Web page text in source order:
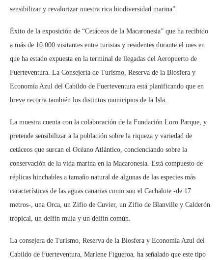
sensibilizar y revalorizar nuestra rica biodiversidad marina”.
Éxito de la exposición de “Cetáceos de la Macaronesia” que ha recibido
a más de 10.000 visitantes entre turistas y residentes durante el mes en
que ha estado expuesta en la terminal de llegadas del Aeropuerto de
Fuerteventura. La Consejería de Turismo, Reserva de la Biosfera y
Economía Azul del Cabildo de Fuerteventura está planificando que en
breve recorra también los distintos municipios de la Isla.
La muestra cuenta con la colaboración de la Fundación Loro Parque, y
pretende sensibilizar a la población sobre la riqueza y variedad de
cetáceos que surcan el Océano Atlántico, concienciando sobre la
conservación de la vida marina en la Macaronesia. Está compuesto de
réplicas hinchables a tamaño natural de algunas de las especies más
características de las aguas canarias como son el Cachalote -de 17
metros-, una Orca, un Zifio de Cuvier, un Zifio de Blanville y Calderón
tropical, un delfín mula y un delfín común.
La consejera de Turismo, Reserva de la Biosfera y Economía Azul del
Cabildo de Fuerteventura, Marlene Figueroa, ha señalado que este tipo